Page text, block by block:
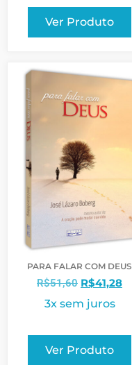
Ver Produto
PARA FALAR COM DEUS
R$51,60 R$41,28
3x sem juros
Ver Produto